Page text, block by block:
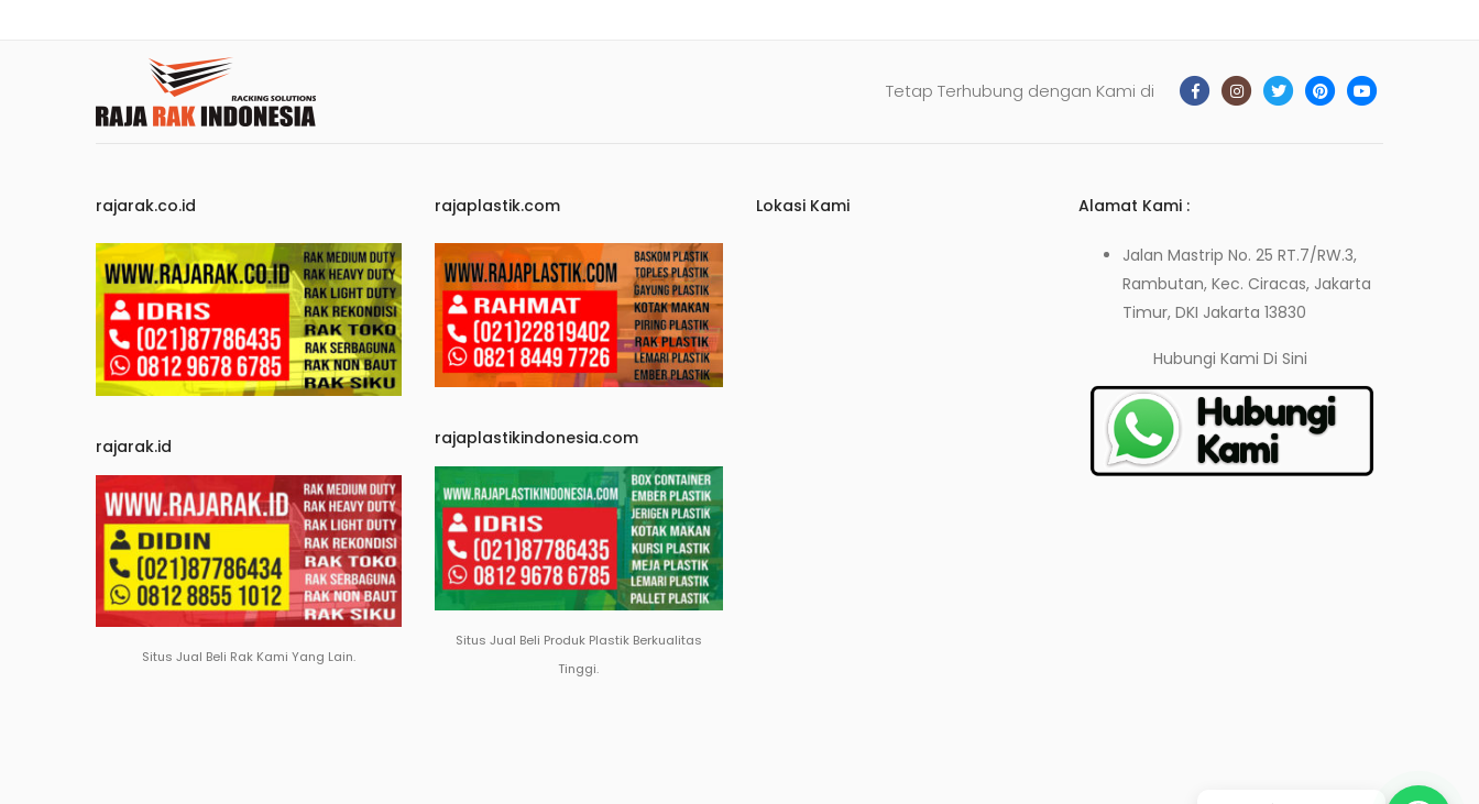
Tetap Terhubung dengan Kami di
rajarak.co.id
rajarak.id
Situs Jual Beli Rak Kami Yang Lain.
rajaplastik.com
rajaplastikindonesia.com
Situs Jual Beli Produk Plastik Berkualitas
Tinggi.
Lokasi Kami Alamat Kami :
Jalan Mastrip No. 25 RT.7/RW.3,
Rambutan, Kec. Ciracas, Jakarta
Timur, DKI Jakarta 13830
Hubungi KamiDi Sini